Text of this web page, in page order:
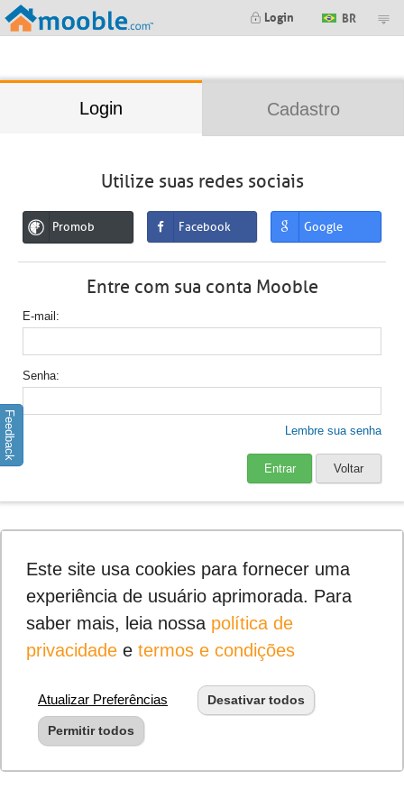
Login BR
Login Cadastro
Utilize suas redes sociais
Promob Facebook Google
Entre com sua conta Mooble
E-mail
Senha
Lembre sua senha
Entrar Voltar
Feedback
Este site usa cookies para fornecer uma
experiência de usuário aprimorada. Para
saber mais, leia nossa política de
privacidadee termos e condições
Atualizar Preferências Desativar todos
Permitir todos